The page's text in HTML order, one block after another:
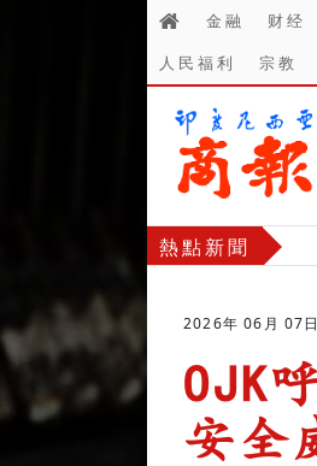
金融 财经
人民福利
宗教
熱點新聞
2026年 06月 07
OJK
安全